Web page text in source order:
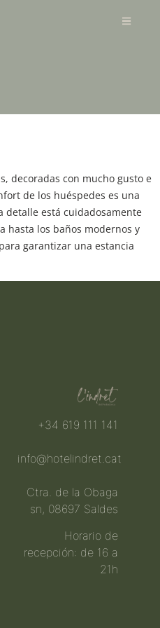
decoradas con mucho gusto e
de los huéspedes es una
detalle está cuidadosamente
hasta los baños modernos y
garantizar una estancia
+34 619 111 141
info@hotelindret.cat
Ctra. de la Obaga
sn, 08697 Saldes
Horario de
recepción: de 16 a
21h